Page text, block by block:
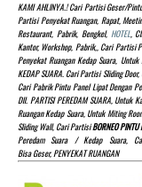
KAMI AHLINYA.! Cari Partisi Geser/
Partisi Penyekat Ruangan, Rapat,
Restaurant, Pabrik, Bengkel, HOTEL,
Kantor, Workshop, Pabrik,, Cari Partisi
Penyekat Ruangan Kedap Suara, Untuk
KEDAP SUARA. Cari Partisi Sliding
Cari Pabrik Pintu Panel Lipat Dengan
Dll. PARTISI PEREDAM SUARA, Untuk
Ruangan Kedap Suara, Untuk Miting
Sliding Wall, Cari PartisiBORNEO PINTU
Peredam Suara / Kedap Suara,
Bisa Geser, PENYEKAT RUANGAN